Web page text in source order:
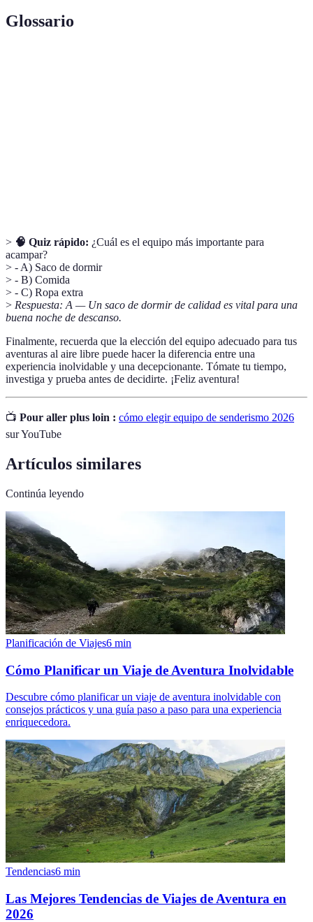
Glossario
> 🧠 Quiz rápido: ¿Cuál es el equipo más importante para
acampar?
> - A) Saco de dormir
> - B) Comida
> - C) Ropa extra
> Respuesta: A — Un saco de dormir de calidad es vital para una
buena noche de descanso.
Finalmente, recuerda que la elección del equipo adecuado para tus
aventuras al aire libre puede hacer la diferencia entre una
experiencia inolvidable y una decepcionante. Tómate tu tiempo,
investiga y prueba antes de decidirte. ¡Feliz aventura!
📺 Pour aller plus loin : cómo elegir equipo de senderismo 2026
sur YouTube
Artículos similares
Continúa leyendo
Planificación de Viajes6 min
Cómo Planificar un Viaje de Aventura Inolvidable
Descubre cómo planificar un viaje de aventura inolvidable con
consejos prácticos y una guía paso a paso para una experiencia
enriquecedora.
Tendencias6 min
Las Mejores Tendencias de Viajes de Aventura en
2026